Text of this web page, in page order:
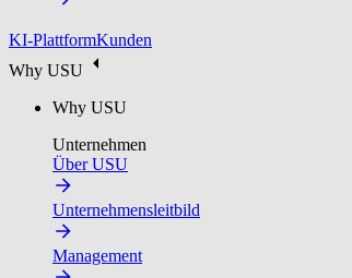
KI-PlattformKunden
Why USU
Why USU
Unternehmen
Über USU
Unternehmensleitbild
Management